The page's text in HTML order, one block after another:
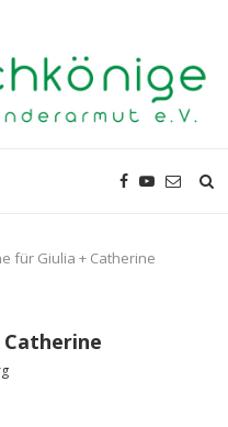
für Giulia + Catherine
Catherine